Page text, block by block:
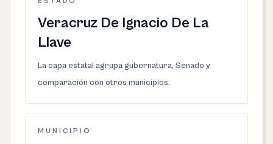
Veracruz De Ignacio De La
Llave
La capa estatal agrupa gubernatura, Senado y
comparación con otros municipios.
MUNICIPIO